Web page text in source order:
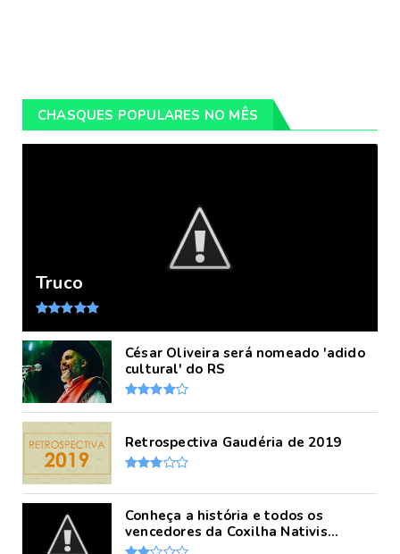
CHASQUES POPULARES NO MÊS
Truco
César Oliveira será nomeado 'adido
cultural' do RS
Retrospectiva Gaudéria de 2019
Conheça a história e todos os
vencedores da Coxilha Nativis...